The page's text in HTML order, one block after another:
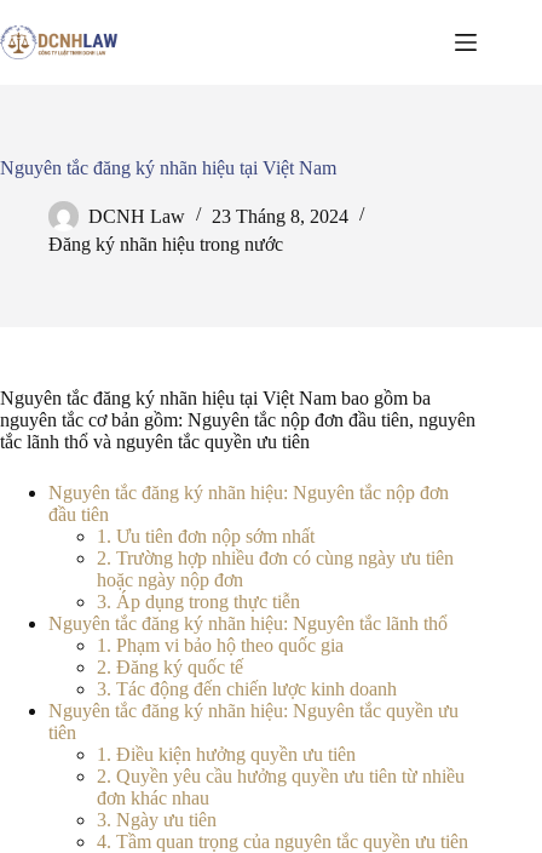
đến
phần
Nguyên tắc đăng ký nhãn hiệu tại Việt Nam
DCNH Law
23 Tháng 8, 2024
Đăng ký nhãn hiệu trong nước
Nguyên tắc đăng ký nhãn hiệu tại Việt Nam bao gồm ba
nguyên tắc cơ bản gồm: Nguyên tắc nộp đơn đầu tiên, nguyên
tắc lãnh thổ và nguyên tắc quyền ưu tiên
Nguyên tắc đăng ký nhãn hiệu: Nguyên tắc nộp đơn
đầu tiên
1. Ưu tiên đơn nộp sớm nhất
2. Trường hợp nhiều đơn có cùng ngày ưu tiên
hoặc ngày nộp đơn
3. Áp dụng trong thực tiễn
Nguyên tắc đăng ký nhãn hiệu: Nguyên tắc lãnh thổ
1. Phạm vi bảo hộ theo quốc gia
2. Đăng ký quốc tế
3. Tác động đến chiến lược kinh doanh
Nguyên tắc đăng ký nhãn hiệu: Nguyên tắc quyền ưu
tiên
1. Điều kiện hưởng quyền ưu tiên
2. Quyền yêu cầu hưởng quyền ưu tiên từ nhiều
đơn khác nhau
3. Ngày ưu tiên
4. Tầm quan trọng của nguyên tắc quyền ưu tiên